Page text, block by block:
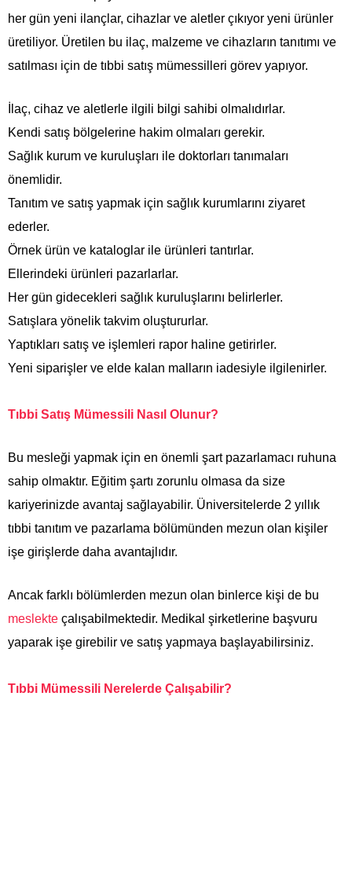
her gün yeni ilançlar, cihazlar ve aletler çıkıyor yeni ürünler
üretiliyor. Üretilen bu ilaç, malzeme ve cihazların tanıtımı ve
satılması için de tıbbi satış mümessilleri görev yapıyor.
İlaç, cihaz ve aletlerle ilgili bilgi sahibi olmalıdırlar.
Kendi satış bölgelerine hakim olmaları gerekir.
Sağlık kurum ve kuruluşları ile doktorları tanımaları
önemlidir.
Tanıtım ve satış yapmak için sağlık kurumlarını ziyaret
ederler.
Örnek ürün ve kataloglar ile ürünleri tantırlar.
Ellerindeki ürünleri pazarlarlar.
Her gün gidecekleri sağlık kuruluşlarını belirlerler.
Satışlara yönelik takvim oluştururlar.
Yaptıkları satış ve işlemleri rapor haline getirirler.
Yeni siparişler ve elde kalan malların iadesiyle ilgilenirler.
Tıbbi Satış Mümessili Nasıl Olunur?
Bu mesleği yapmak için en önemli şart pazarlamacı ruhuna
sahip olmaktır. Eğitim şartı zorunlu olmasa da size
kariyerinizde avantaj sağlayabilir. Üniversitelerde 2 yıllık
tıbbi tanıtım ve pazarlama bölümünden mezun olan kişiler
işe girişlerde daha avantajlıdır.
Ancak farklı bölümlerden mezun olan binlerce kişi de bu
meslekte çalışabilmektedir. Medikal şirketlerine başvuru
yaparak işe girebilir ve satış yapmaya başlayabilirsiniz.
Tıbbi Mümessili Nerelerde Çalışabilir?